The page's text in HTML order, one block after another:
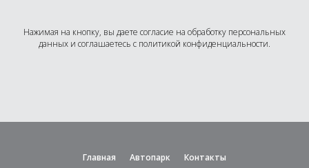
Нажимая на кнопку, вы даете согласие на обработку персональных
данных и соглашаетесь c политикой конфиденциальности.
Главная Автопарк Контакты